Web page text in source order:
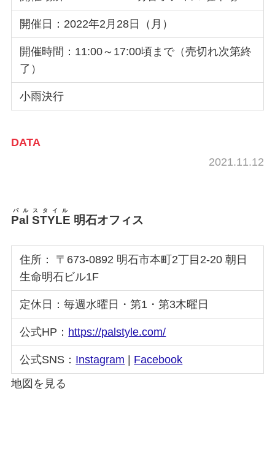
開催日：2022年2月28日（月）
開催時間：11:00～17:00頃まで（売切れ次第終
了）
小雨決行
DATA
2021.11.12
Pal STYLE
パルスタイル
明石オフィス
住所： 〒673-0892 明石市本町2丁目2-20 朝日
生命明石ビル1F
定休日：毎週水曜日・第1・第3木曜日
公式HP： https://palstyle.com/
公式SNS： Instagram | Facebook
地図を見る